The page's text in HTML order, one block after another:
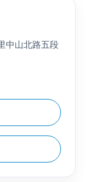
中山北路五段